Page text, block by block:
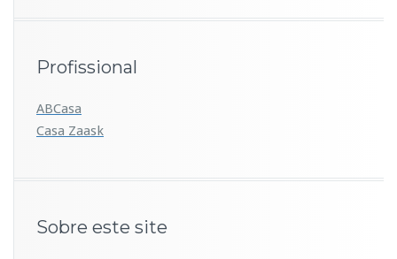
Profissional
ABCasa
Casa Zaask
Sobre este site